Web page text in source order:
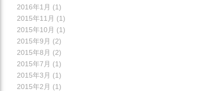
2016年1月 (1)
2015年11月 (1)
2015年10月 (1)
2015年9月 (2)
2015年8月 (2)
2015年7月 (1)
2015年3月 (1)
2015年2月 (1)